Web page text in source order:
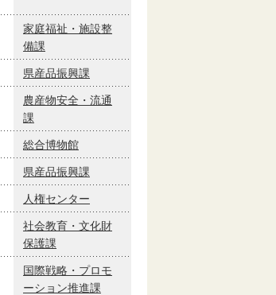
家庭福祉・施設整
備課
県産品振興課
農産物安全・流通
課
総合博物館
県産品振興課
人権センター
社会教育・文化財
保護課
国際戦略・プロモ
ーション推進課